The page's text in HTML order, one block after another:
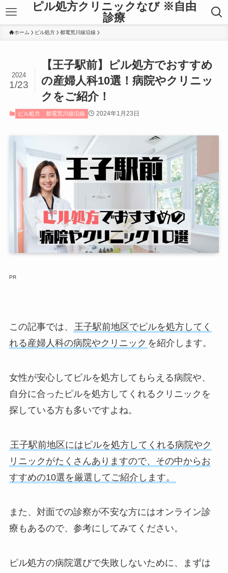
ピル処方クリニックなび ※自由
診療
ホーム ピル処方 都電荒川線沿線
【王子駅前】ピル処方でおすすめ
の産婦人科10選！病院やクリニッ
クをご紹介！
2024
1/23
ピル処方 都電荒川線沿線 2024年1月23日
PR
この記事では、
王子駅前地区でピルを処方してく
れる産婦人科の病院やクリニック を紹介します。
女性が安心してピルを処方してもらえる病院や、
自分に合ったピルを処方してくれるクリニックを
探している方も多いですよね。
王子駅前地区にはピルを処方してくれる病院やク
リニックがたくさんありますので、その中からお
すすめの10選を厳選してご紹介します。
また、対面での診察が不安な方にはオンライン診
療もあるので、参考にしてみてください。
ピル処方の病院選びで失敗しないために、まずは